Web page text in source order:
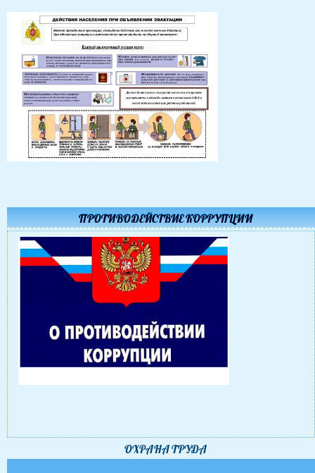
ПРОТИВОДЕЙСТВИЕ КОРРУПЦИИ
ОХРАНА ТРУДА